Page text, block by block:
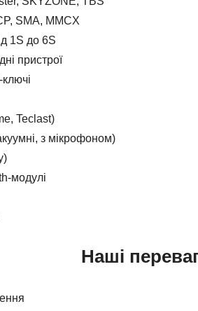
SMA, MMCX
1S до 6S
пристрої
Teclast)
з мікрофоном)
модулі
Наші